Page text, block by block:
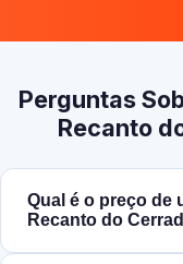
Perguntas
Recanto
Qual é o preço de
Recanto do